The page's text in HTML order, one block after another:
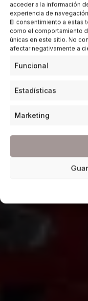
acceder a la información
experiencia de
El consentimiento a estas
como el comportamiento
únicas en este sitio. No
afectar negativamente a
Funcional
Estadísticas
Marketing